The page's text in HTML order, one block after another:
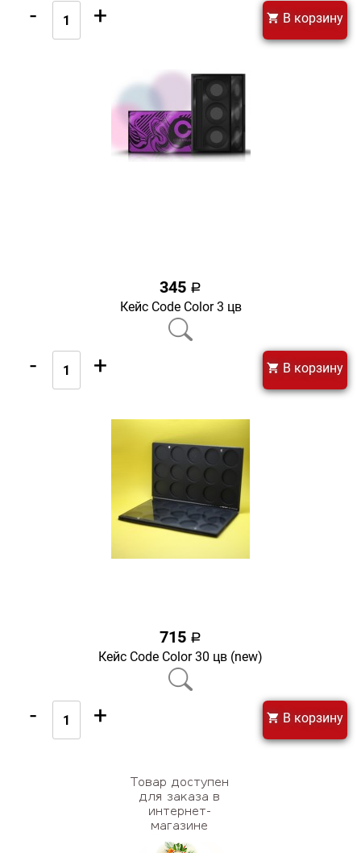
- + В корзину
345 a
Кейс Code Color 3 цв
- + В корзину
715 a
Кейс Code Color 30 цв (new)
- + В корзину